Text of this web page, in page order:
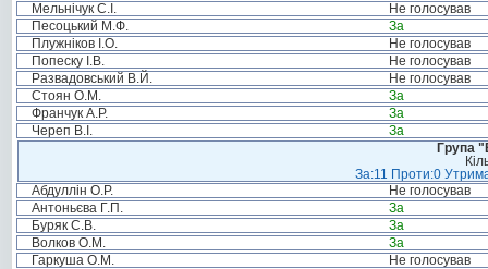
Мельнічук С.І.
Не голосував
Песоцький М.Ф.
За
Плужніков І.О.
Не голосував
Попеску І.В.
Не голосував
Развадовський В.Й.
Не голосував
Стоян О.М.
За
Франчук А.Р.
За
Череп В.І.
За
Група
За:11 Проти:0
Абдуллін О.Р.
Не голосував
Антоньєва Г.П.
За
Буряк С.В.
За
Волков О.М.
За
Гаркуша О.М.
Не голосував